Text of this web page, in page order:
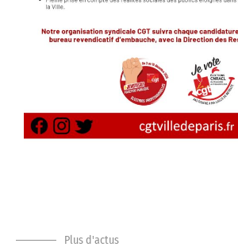
Plus d'actus